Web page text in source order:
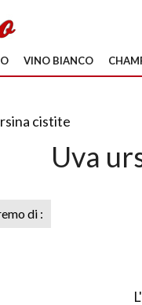
VINO BIANCO
cistite
Uva
di :